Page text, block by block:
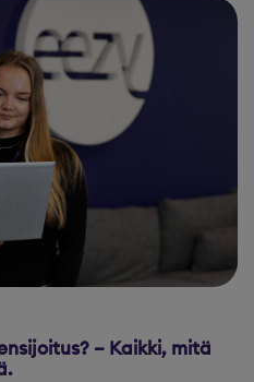
– Kaikki, mitä